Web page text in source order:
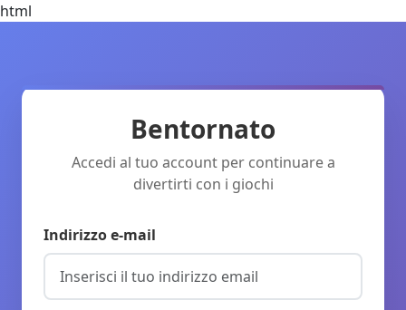
html
Bentornato
Accedi al tuo account per continuare a
divertirti con i giochi
Indirizzo e-mail